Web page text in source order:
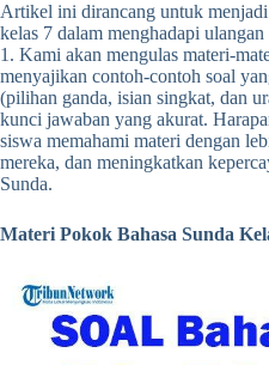
Artikel ini dirancang untuk
kelas 7 dalam menghadapi
1. Kami akan mengulas materi-
menyajikan contoh-contoh soal
(pilihan ganda, isian singkat, dan
kunci jawaban yang akurat.
siswa memahami materi dengan
mereka, dan meningkatkan
Sunda.
Materi Pokok Bahasa Sunda